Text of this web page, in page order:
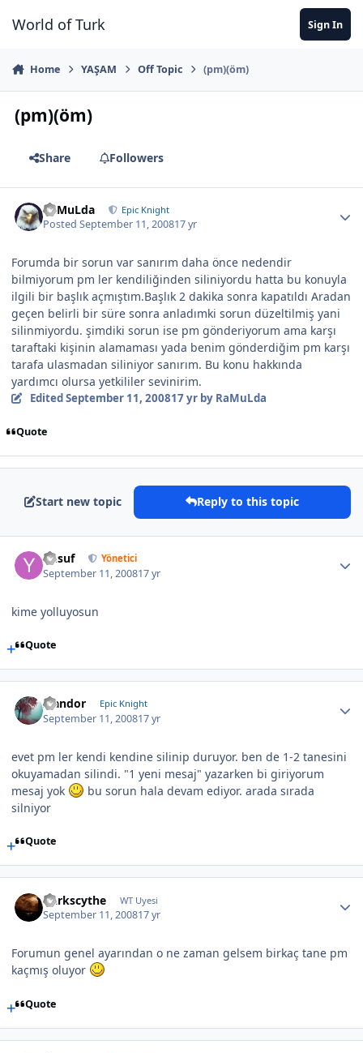
World of Turk Sign In
Home YAŞAM Off Topic (pm)(öm)
(pm)(öm)
Share Followers
RaMuLda Epic Knight
PostedSeptember 11, 200817 yr
Forumda bir sorun var sanırım daha önce nedendir
bilmiyorum pm ler kendiliğinden siliniyordu hatta bu konuyla
ilgili bir başlık açmıştım.Başlık 2 dakika sonra kapatıldı Aradan
geçen belirli bir süre sonra anladımki sorun düzeltilmiş yani
silinmiyordu. şimdiki sorun ise pm gönderiyorum ama karşı
taraftaki kişinin alamaması yada benim gönderdiğim pm karşı
tarafa ulasmadan siliniyor sanırım. Bu konu hakkında
yardımcı olursa yetkililer sevinirim.
EditedSeptember 11, 200817 yrby RaMuLda
Quote
Start new topic Reply to this topic
Yusuf Yönetici
September 11, 200817 yr
kime yolluyosun
Quote
Isandor Epic Knight
September 11, 200817 yr
evet pm ler kendi kendine silinip duruyor. ben de 1-2 tanesini
okuyamadan silindi. "1 yeni mesaj" yazarken bi giriyorum
mesaj yok
bu sorun hala devam ediyor. arada sırada
silniyor
Quote
Darkscythe WT Uyesi
September 11, 200817 yr
Forumun genel ayarından o ne zaman gelsem birkaç tane pm
kaçmış oluyor
Quote